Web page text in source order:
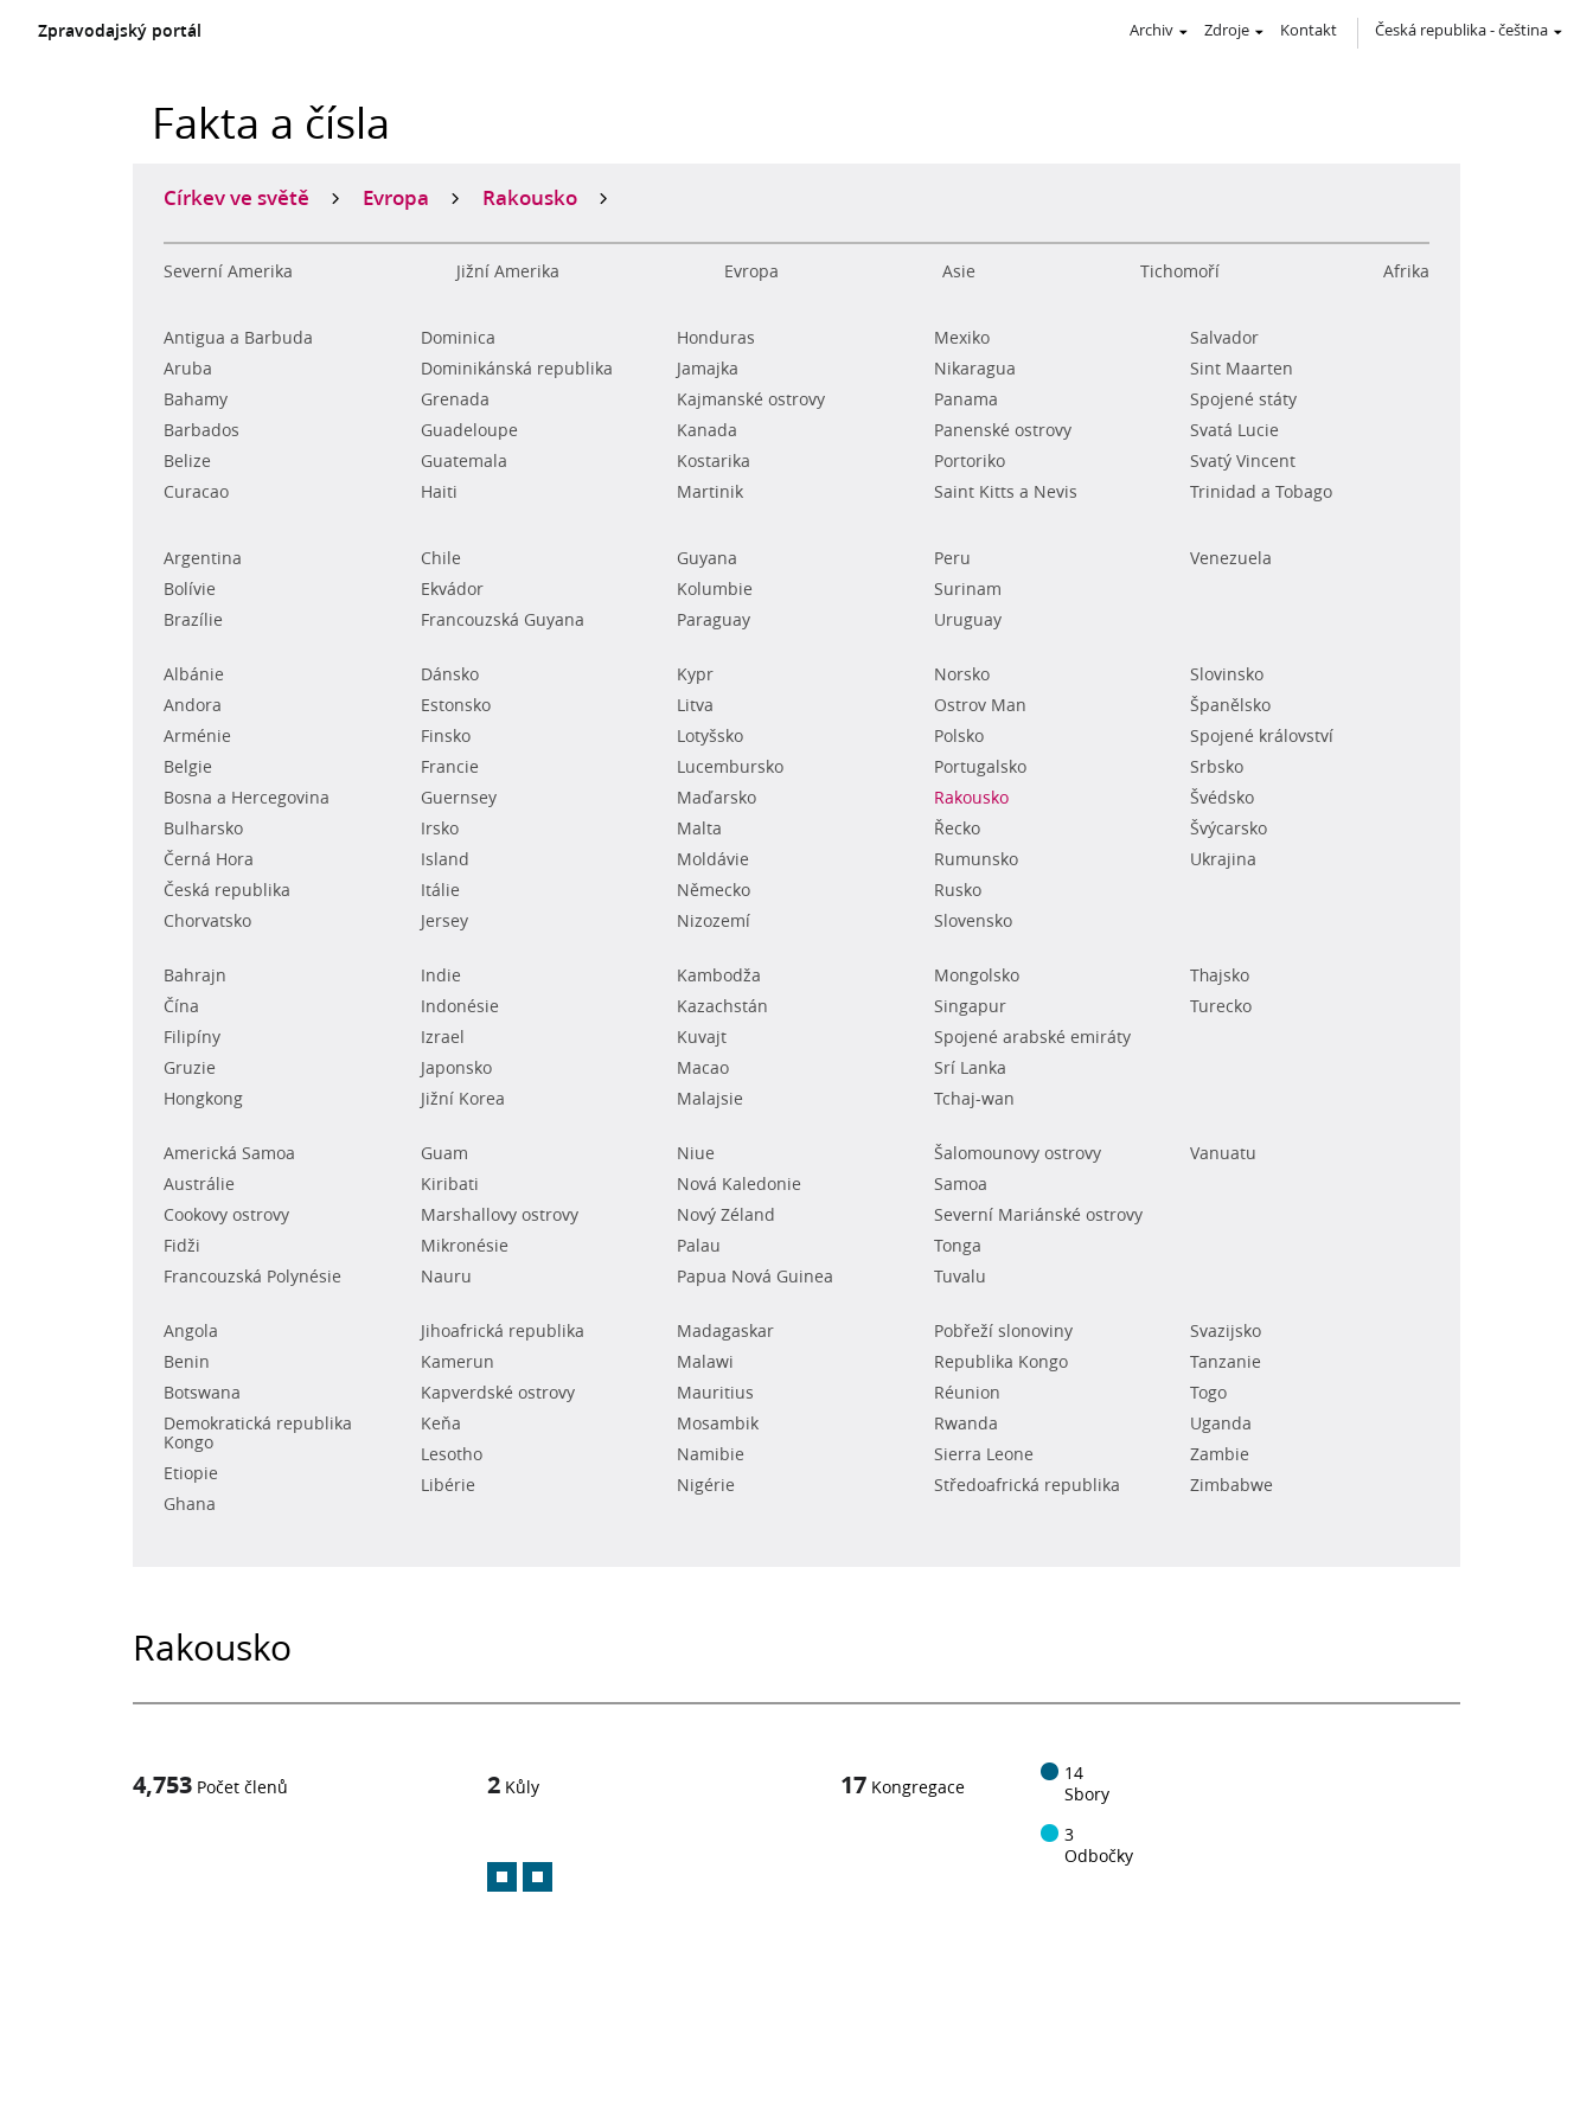
Zpravodajský portál Archiv Zdroje Kontakt Česká republika-čeština
Fakta a čísla
Církev ve světě Evropa Rakousko
Severní Amerika Jižní Amerika Evropa Asie Tichomoří Afrika
Antigua a Barbuda
Aruba
Bahamy
Barbados
Belize
Curacao
Dominica
Dominikánská republika
Grenada
Guadeloupe
Guatemala
Haiti
Honduras
Jamajka
Kajmanské ostrovy
Kanada
Kostarika
Martinik
Mexiko
Nikaragua
Panama
Panenské ostrovy
Portoriko
Saint Kitts a Nevis
Salvador
Sint Maarten
Spojené státy
Svatá Lucie
Svatý Vincent
Trinidad a Tobago
Argentina
Bolívie
Brazílie
Chile
Ekvádor
Francouzská Guyana
Guyana
Kolumbie
Paraguay
Peru
Surinam
Uruguay
Venezuela
Albánie
Andora
Arménie
Belgie
Bosna a Hercegovina
Bulharsko
Černá Hora
Česká republika
Chorvatsko
Dánsko
Estonsko
Finsko
Francie
Guernsey
Irsko
Island
Itálie
Jersey
Kypr
Litva
Lotyšsko
Lucembursko
Maďarsko
Malta
Moldávie
Německo
Nizozemí
Norsko
Ostrov Man
Polsko
Portugalsko
Rakousko
Řecko
Rumunsko
Rusko
Slovensko
Slovinsko
Španělsko
Spojené království
Srbsko
Švédsko
Švýcarsko
Ukrajina
Bahrajn
Čína
Filipíny
Gruzie
Hongkong
Indie
Indonésie
Izrael
Japonsko
Jižní Korea
Kambodža
Kazachstán
Kuvajt
Macao
Malajsie
Mongolsko
Singapur
Spojené arabské emiráty
Srí Lanka
Tchaj-wan
Thajsko
Turecko
Americká Samoa
Austrálie
Cookovy ostrovy
Fidži
Francouzská Polynésie
Guam
Kiribati
Marshallovy ostrovy
Mikronésie
Nauru
Niue
Nová Kaledonie
Nový Zéland
Palau
Papua Nová Guinea
Šalomounovy ostrovy
Samoa
Severní Mariánské ostrovy
Tonga
Tuvalu
Vanuatu
Angola
Benin
Botswana
Demokratická republika
Kongo
Etiopie
Ghana
Jihoafrická republika
Kamerun
Kapverdské ostrovy
Keňa
Lesotho
Libérie
Madagaskar
Malawi
Mauritius
Mosambik
Namibie
Nigérie
Pobřeží slonoviny
Republika Kongo
Réunion
Rwanda
Sierra Leone
Středoafrická republika
Svazijsko
Tanzanie
Togo
Uganda
Zambie
Zimbabwe
Rakousko
4,753 Počet členů 2 Kůly 17 Kongregace
14
Sbory
3
Odbočky